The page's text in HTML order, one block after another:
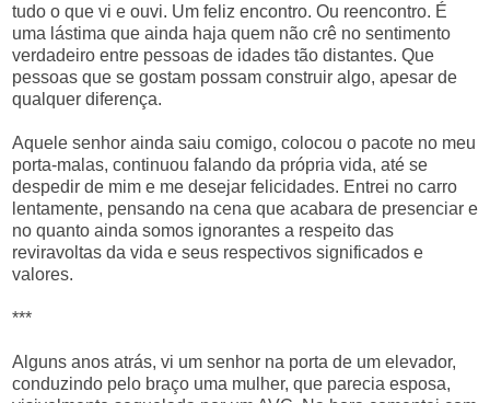
tudo o que vi e ouvi. Um feliz encontro. Ou reencontro. É
uma lástima que ainda haja quem não crê no sentimento
verdadeiro entre pessoas de idades tão distantes. Que
pessoas que se gostam possam construir algo, apesar de
qualquer diferença.
Aquele senhor ainda saiu comigo, colocou o pacote no meu
porta-malas, continuou falando da própria vida, até se
despedir de mim e me desejar felicidades. Entrei no carro
lentamente, pensando na cena que acabara de presenciar e
no quanto ainda somos ignorantes a respeito das
reviravoltas da vida e seus respectivos significados e
valores.
***
Alguns anos atrás, vi um senhor na porta de um elevador,
conduzindo pelo braço uma mulher, que parecia esposa,